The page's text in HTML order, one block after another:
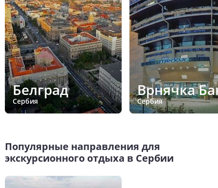
Белград
Сербия
Врнячка
Сербия
Популярные направления для
экскурсионного отдыха в Сербии